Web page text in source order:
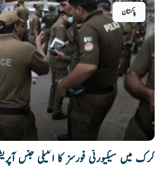
پاکستان
کرک میں سیکیورٹی فورسز کا انٹیلی جنس آپریشن، 4 دہشت